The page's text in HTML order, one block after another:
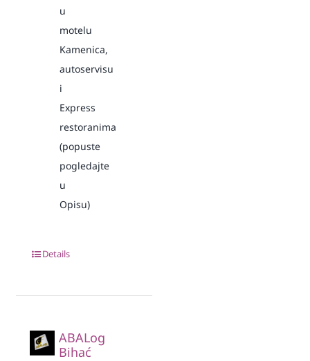
u
motelu
Kamenica,
autoservisu
i
Express
restoranima
(popuste
pogledajte
u
Opisu)
Details
ABALog
Bihać